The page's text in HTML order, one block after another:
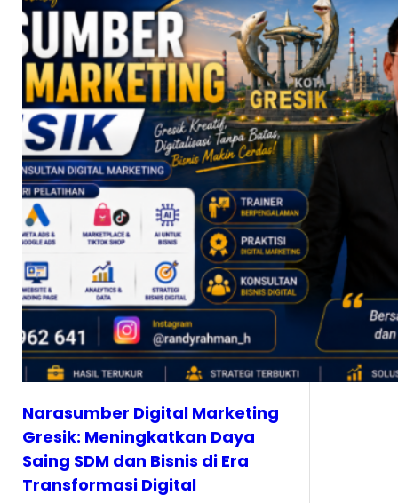
Narasumber Digital Marketing
Gresik: Meningkatkan Daya
Saing SDM dan Bisnis di Era
Transformasi Digital